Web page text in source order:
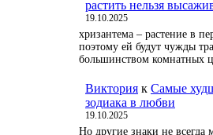
растить нельзя
19.10.2025
хризантема – растение в
поэтому ей будут чужды
большинством комнатных
Виктория к Самые
зодиака в любви
19.10.2025
Но другие знаки не всегда